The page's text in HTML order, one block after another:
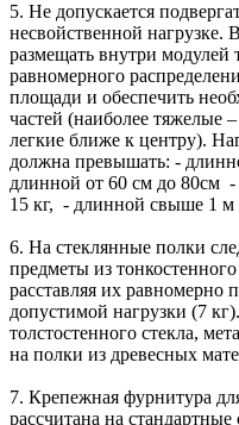
5. Не допускается
несвойственной нагрузке.
размещать внутри модулей
равномерного
площади и обеспечить
частей (наиболее тяжелые
легкие ближе к центру).
должна превышать: -
длинной от 60 см до 80см
15 кг, - длинной свыше 1 м
6. На стеклянные полки
предметы из
расставляя их
допустимой нагрузки (7
толстостенного стекла,
на полки из древесных
7. Крепежная фурнитура
рассчитана на